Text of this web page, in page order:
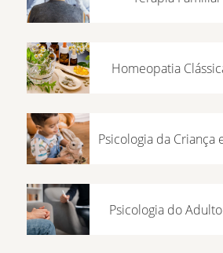
Homeopatia
Psicologia da Criança
Psicologia do